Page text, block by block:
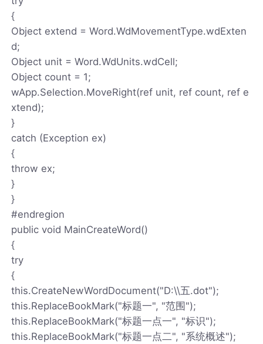
{
Object extend = Word.WdMovementType.wdExten
d;
Object unit = Word.WdUnits.wdCell;
Object count = 1;
wApp.Selection.MoveRight(ref unit, ref count, ref e
xtend);
}
catch (Exception ex)
{
throw ex;
}
}
#endregion
public void MainCreateWord()
{
try
{
this.CreateNewWordDocument("D:\\五.dot");
this.ReplaceBookMark("标题一", "范围");
this.ReplaceBookMark("标题一点一", "标识");
this.ReplaceBookMark("标题一点二", "系统概述");